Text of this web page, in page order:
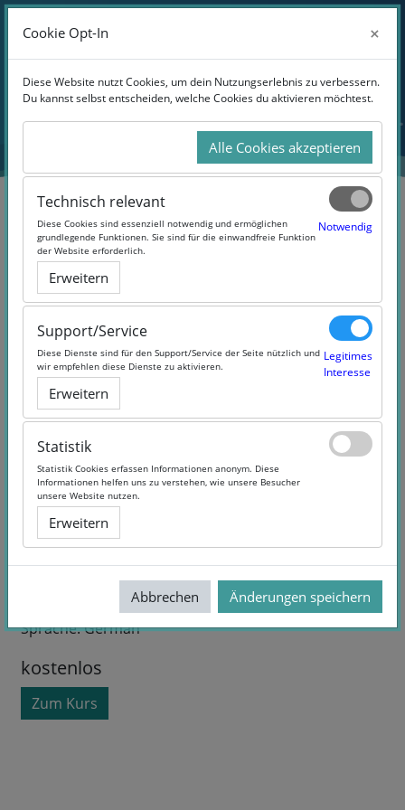
Zum Hauptinhalt
Website-Übersicht
Anmelden
Hinführung zum
wissenschaftlichen Arbeiten - Für
Geisteswissenschaftler:innen mit
Schwerpunkt Philosophie und
Ethik
31.01.13
Sprache:German
kostenlos
Zum Kurs
Cookie Opt-In ×
Diese Website nutzt Cookies, um dein Nutzungserlebnis zu verbessern.
Du kannst selbst entscheiden, welche Cookies du aktivieren möchtest.
Alle Cookies akzeptieren
Technisch relevant
Diese Cookies sind essenziell notwendig und ermöglichen
grundlegende Funktionen. Sie sind für die einwandfreie Funktion
der Website erforderlich.
Notwendig
Erweitern
Support/Service
Diese Dienste sind für den Support/Service der Seite nützlich und
wir empfehlen diese Dienste zu aktivieren.
Legitimes
Interesse
Erweitern
Statistik
Statistik Cookies erfassen Informationen anonym. Diese
Informationen helfen uns zu verstehen, wie unsere Besucher
unsere Website nutzen.
Erweitern
Abbrechen Änderungen speichern
Cookie Opt-In ×
Diese Website nutzt Cookies, um dein Nutzungserlebnis zu verbessern.
Du kannst selbst entscheiden, welche Cookies du aktivieren möchtest.
Alle Cookies akzeptieren
Technisch relevant
Diese Cookies sind essenziell notwendig und ermöglichen
grundlegende Funktionen. Sie sind für die einwandfreie Funktion
der Website erforderlich.
Notwendig
Erweitern
Support/Service
Diese Dienste sind für den Support/Service der Seite nützlich und
wir empfehlen diese Dienste zu aktivieren.
Legitimes
Interesse
Erweitern
Statistik
Statistik Cookies erfassen Informationen anonym. Diese
Informationen helfen uns zu verstehen, wie unsere Besucher
unsere Website nutzen.
Erweitern
Abbrechen Änderungen speichern